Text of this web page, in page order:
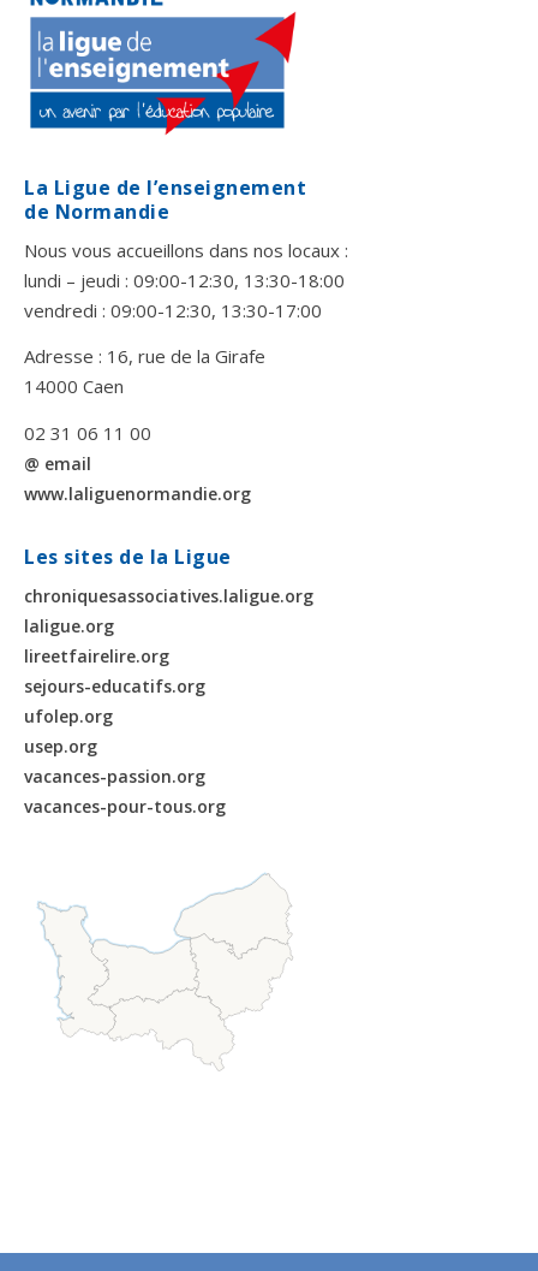
La Ligue de l’enseignement
de Normandie
Nous vous accueillons dans nos locaux :
lundi – jeudi : 09:00-12:30, 13:30-18:00
vendredi : 09:00-12:30, 13:30-17:00
Adresse : 16, rue de la Girafe
14000 Caen
02 31 06 11 00
@ email
www.laliguenormandie.org
Les sites de la Ligue
chroniquesassociatives.laligue.org
laligue.org
lireetfairelire.org
sejours-educatifs.org
ufolep.org
usep.org
vacances-passion.org
vacances-pour-tous.org